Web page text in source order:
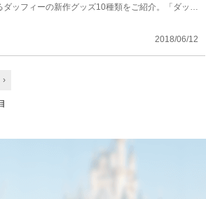
ディズニーシーで2018年7月2日(月)に発売されるダッフィーの新作グッズ10種類をご紹介。「ダッフィーの...
2018/06/12
›